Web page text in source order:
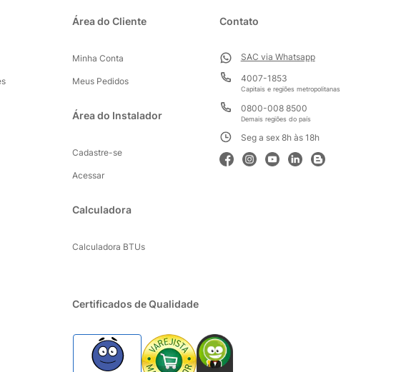
Área do Cliente
Minha Conta
Meus Pedidos
Área do Instalador
Cadastre-se
Acessar
Calculadora
Calculadora BTUs
Contato
SAC via Whatsapp
4007-1853
Capitais e regiões metropolitanas
0800-008 8500
Demais regiões do país
Seg a sex 8h às 18h
Certificados de Qualidade